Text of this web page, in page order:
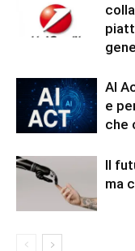
AI
e
che
Il
ma